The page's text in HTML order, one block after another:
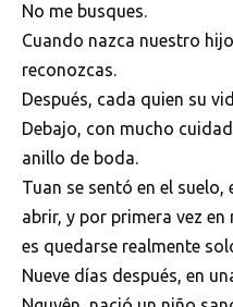
No me busques.
Cuando nazca nuestro
reconozcas.
Después, cada quien su
Debajo, con mucho
anillo de boda.
Tuan se sentó en el
abrir, y por primera vez
es quedarse realmente
Nueve días después, en